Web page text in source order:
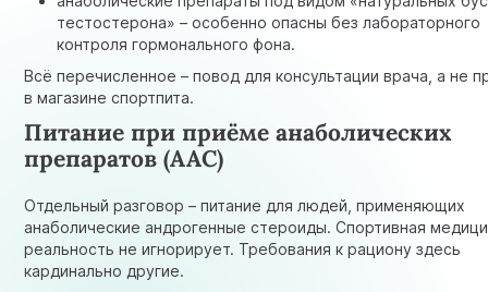
тестостерона» – особенно опасны без лабораторного
контроля гормонального фона.
Всё перечисленное – повод для консультации врача, а не
в магазине спортпита.
Питание при приёме анаболических
препаратов (ААС)
Отдельный разговор – питание для людей, применяющих
анаболические андрогенные стероиды. Спортивная
реальность не игнорирует. Требования к рациону здесь
кардинально другие.